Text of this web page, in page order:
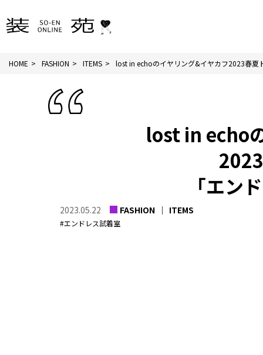
HOME FASHION ITEMS lost in echoのイヤリング&イヤカフ2023春夏
lost in echo
「エン
2023.05.22 FASHION ITEMS
#エンドレス試着室